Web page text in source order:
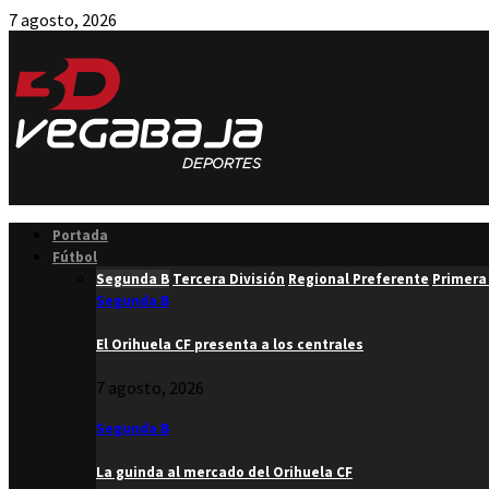
7 agosto, 2026
Portada
Fútbol
Segunda B Tercera División Regional Preferente
Segunda B
El Orihuela CF presenta a los centrales
7 agosto, 2026
Segunda B
La guinda al mercado del Orihuela CF